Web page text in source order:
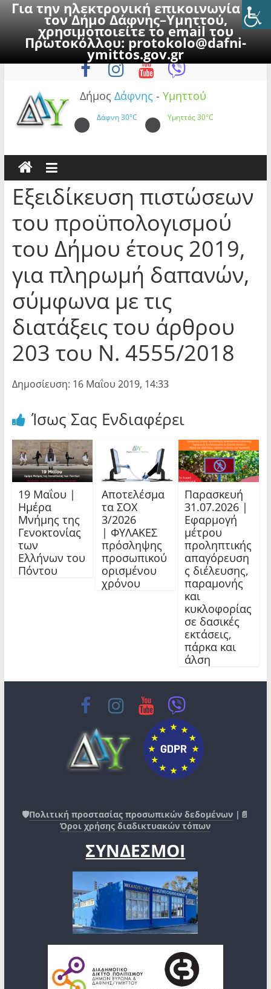
Για την ηλεκτρονική επικοινωνία με
τον Δήμο Δάφνης–Υμηττού,
χρησιμοποιείτε το email του
Πρωτοκόλλου:protokolo@dafni-
ymittos.gov.gr
to
Παρασκευή, 7 Αυγούστου 2026
Δήμος Δάφνης - Υμηττού
Δάφνη30°C Υμηττός30°C
Εξειδίκευση πιστώσεων
του προϋπολογισμού
του Δήμου έτους 2019,
για πληρωμή δαπανών,
σύμφωνα με τις
διατάξεις του άρθρου
203 του Ν. 4555/2018
Δημοσίευση: 16 Μαΐου 2019, 14:33
Ίσως Σας Ενδιαφέρει
19 Μαΐου |
Ημέρα
Μνήμης της
Γενοκτονίας
των
Ελλήνων του
Πόντου
Αποτελέσμα
τα ΣΟΧ
3/2026
| ΦΥΛΑΚΕΣ
πρόσληψης
προσωπικού
ορισμένου
χρόνου
Παρασκευή
31.07.2026 |
Εφαρμογή
μέτρου
προληπτικής
απαγόρευση
ς διέλευσης,
παραμονής
και
κυκλοφορίας
σε δασικές
εκτάσεις,
πάρκα και
άλση
🛡️Πολιτική προστασίας προσωπικών δεδομένων |📄
Όροι χρήσης διαδικτυακών τόπων
ΣΥΝΔΕΣΜΟΙ